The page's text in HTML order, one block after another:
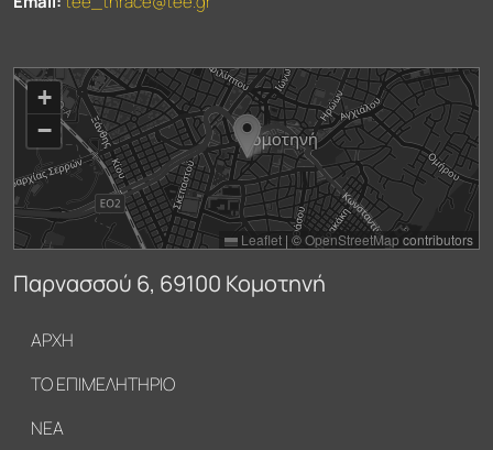
Υποσέλιδο
ΑΡΧΗ
ΤΟ ΕΠΙΜΕΛΗΤΗΡΙΟ
ΝΕΑ
+
−
Leaflet | ©OpenStreetMap contributors
Παρνασσού 6, 69100 Κομοτηνή